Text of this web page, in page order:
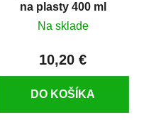
na plasty 400 ml
Na sklade
10,20 €
DO KOŠÍKA